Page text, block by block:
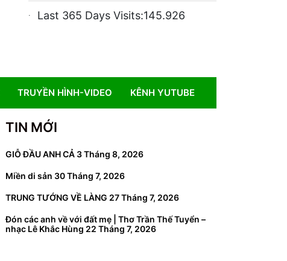
Last 365 Days Visits:145.926
TRUYỀN HÌNH-VIDEO KÊNH YUTUBE
TIN MỚI
GIỖ ĐẦU ANH CẢ 3 Tháng 8, 2026
Miền di sản 30 Tháng 7, 2026
TRUNG TƯỚNG VỀ LÀNG 27 Tháng 7, 2026
Đón các anh về với đất mẹ | Thơ Trần Thế Tuyển –
nhạc Lê Khắc Hùng 22 Tháng 7, 2026